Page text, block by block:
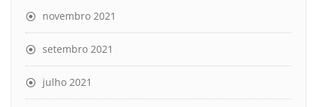
novembro 2021
setembro 2021
julho 2021